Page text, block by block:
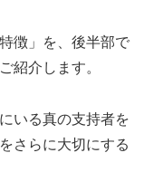
徴」を、後半部で
紹介します。
いる真の支持者を
さらに大切にする